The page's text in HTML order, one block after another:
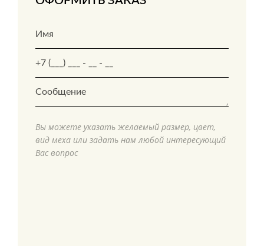
Вы можете указать желаемый размер, цвет,
вид меха или задать нам любой интересующий
Вас вопрос